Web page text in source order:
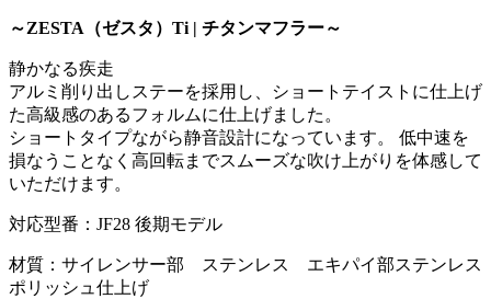
～ZESTA（ゼスタ）Ti | チタンマフラー～
静かなる疾走
アルミ削り出しステーを採用し、ショートテイストに仕上げ
た高級感のあるフォルムに仕上げました。
ショートタイプながら静音設計になっています。 低中速を
損なうことなく高回転までスムーズな吹け上がりを体感して
いただけます。
対応型番：JF28 後期モデル
材質：サイレンサー部 ステンレス エキパイ部ステンレス
ポリッシュ仕上げ